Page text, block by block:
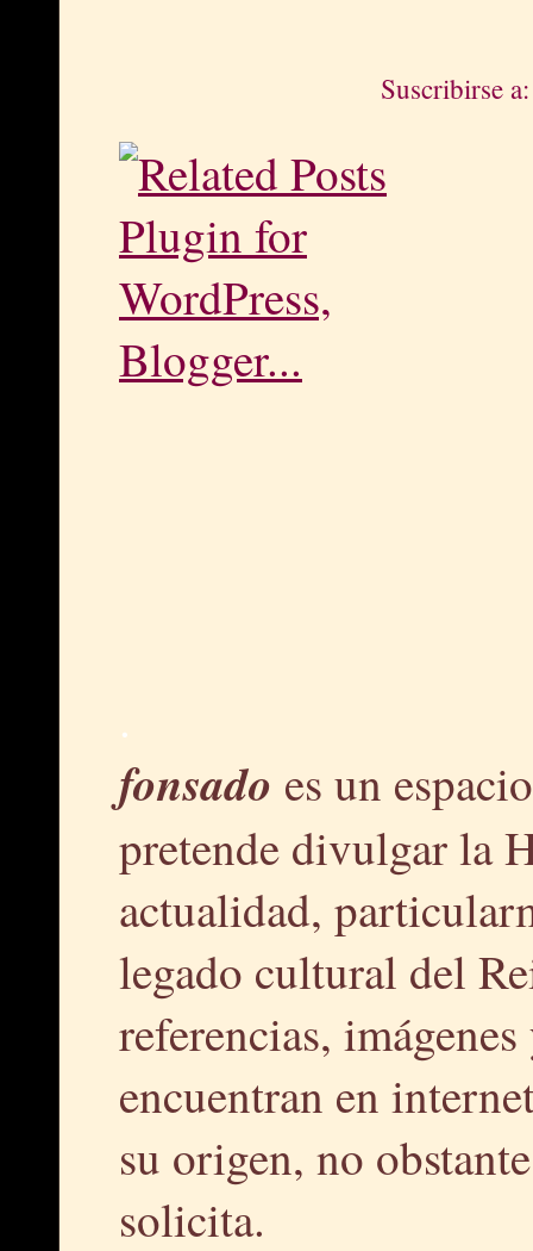
Suscribirse
.
fonsado es un
pretende divulgar la
actualidad,
legado cultural del
referencias,
encuentran en
su origen, no
solicita.